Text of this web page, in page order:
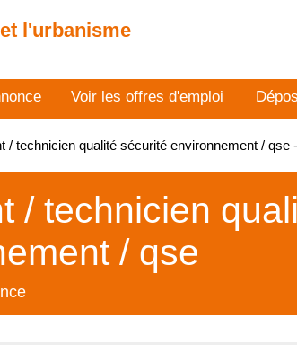
l'urbanisme
Voir les offres d'emploi
/ technicien qualité sécurité environnement / qse
/ technicien
/ qse